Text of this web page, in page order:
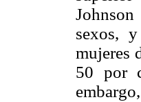
sexos,
mujeres
50 por